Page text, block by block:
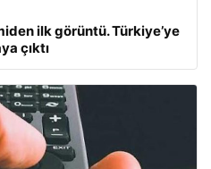
ilk görüntü. Türkiye’ye
çıktı